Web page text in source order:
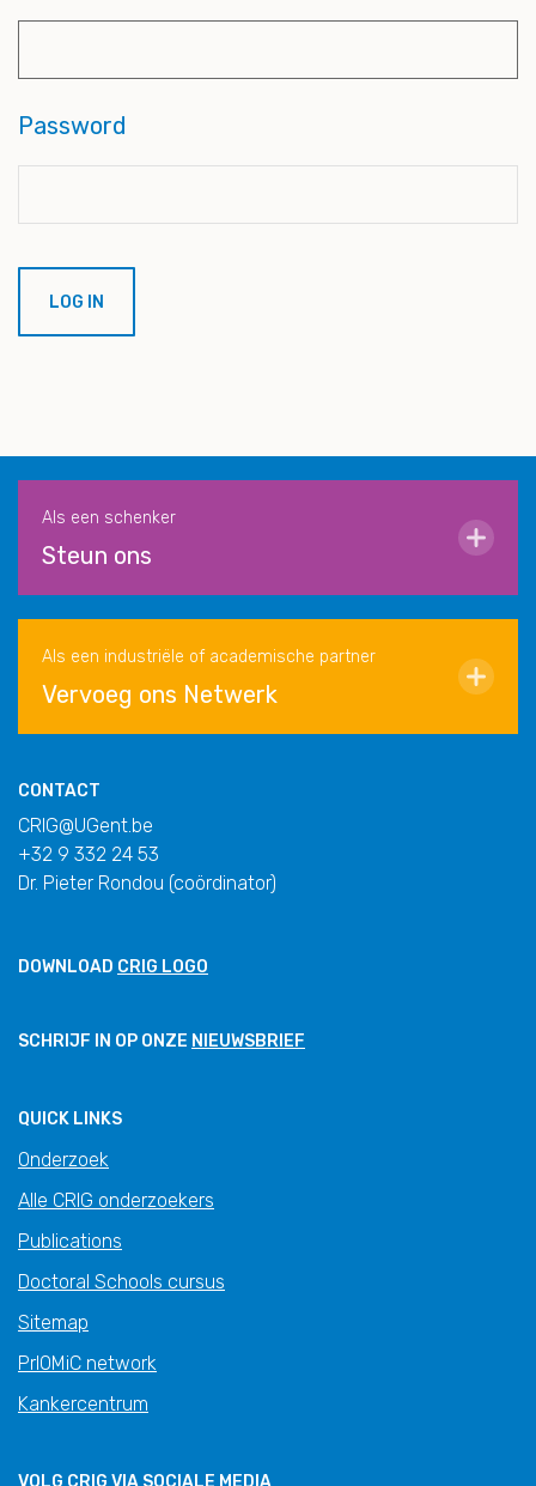
Password
Als een schenker
Steun ons
Als een industriële of academische partner
Vervoeg ons Netwerk
CONTACT
CRIG@UGent.be
+32 9 332 24 53
Dr. Pieter Rondou (coördinator)
DOWNLOAD CRIG LOGO
SCHRIJF IN OP ONZE NIEUWSBRIEF
QUICK LINKS
Onderzoek
Alle CRIG onderzoekers
Publications
Doctoral Schools cursus
Sitemap
PrIOMiC network
Kankercentrum
VOLG CRIG VIA SOCIALE MEDIA